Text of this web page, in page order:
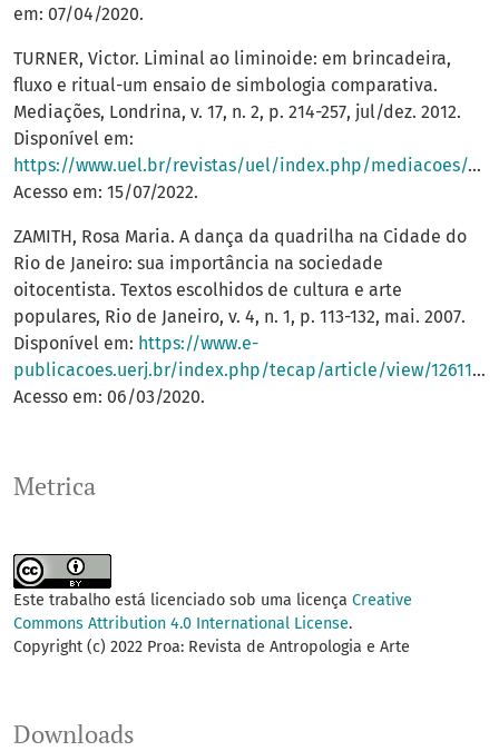
Metrica
em: 07/04/2020.
TURNER, Victor. Liminal ao liminoide: em brincadeira,
fluxo e ritual-um ensaio de simbologia comparativa.
Mediações, Londrina, v. 17, n. 2, p. 214-257, jul/dez. 2012.
Disponível em:
https://www.uel.br/revistas/uel/index.php/mediacoes/article/view/14343
Acesso em: 15/07/2022.
ZAMITH, Rosa Maria. A dança da quadrilha na Cidade do
Rio de Janeiro: sua importância na sociedade
oitocentista. Textos escolhidos de cultura e arte
populares, Rio de Janeiro, v. 4, n. 1, p. 113-132, mai. 2007.
Disponível em: https://www.e-
publicacoes.uerj.br/index.php/tecap/article/view/12611/9791
Acesso em: 06/03/2020.
Este trabalho está licenciado sob uma licença Creative
Commons Attribution 4.0 International License.
Copyright (c) 2022 Proa: Revista de Antropologia e Arte
Downloads